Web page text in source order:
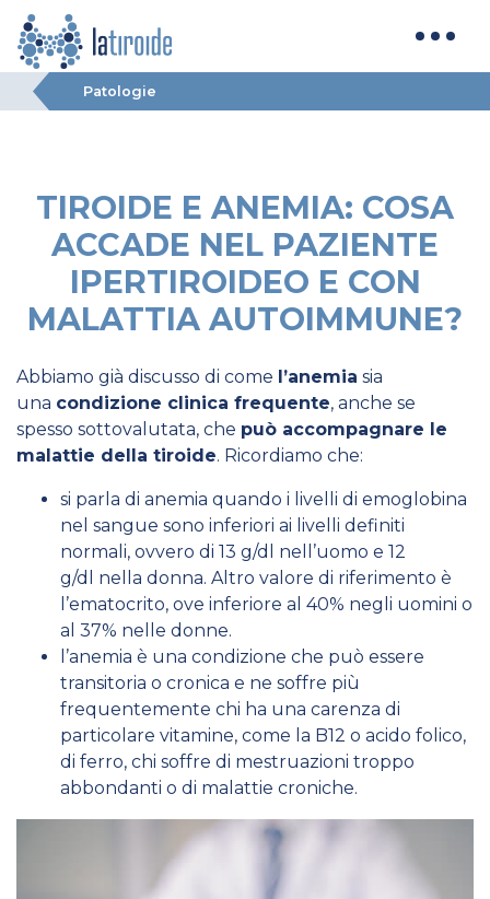
Patologie
TIROIDE E ANEMIA: COSA
ACCADE NEL PAZIENTE
IPERTIROIDEO E CON
MALATTIA AUTOIMMUNE?
Abbiamo già discusso di come l’anemia sia
una condizione clinica frequente, anche se
spesso sottovalutata, che può accompagnare le
malattie della tiroide. Ricordiamo che:
si parla di anemia quando i livelli di emoglobina
nel sangue sono inferiori ai livelli definiti
normali, ovvero di 13 g/dl nell’uomo e 12
g/dl nella donna. Altro valore di riferimento è
l’ematocrito, ove inferiore al 40% negli uomini o
al 37% nelle donne.
l’anemia è una condizione che può essere
transitoria o cronica e ne soffre più
frequentemente chi ha una carenza di
particolare vitamine, come la B12 o acido folico,
di ferro, chi soffre di mestruazioni troppo
abbondanti o di malattie croniche.